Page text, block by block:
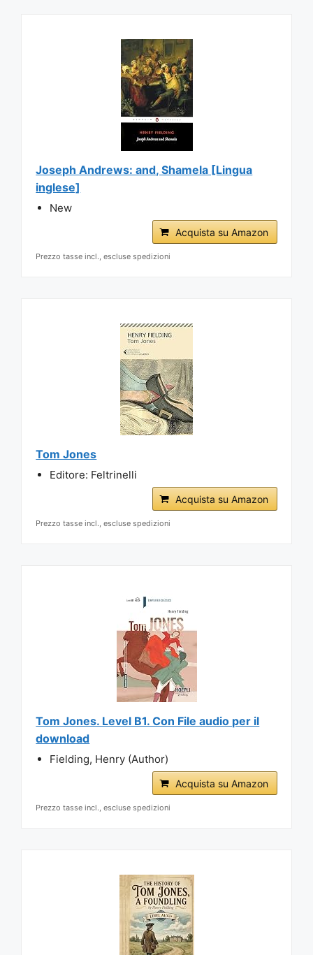
Joseph Andrews: and, Shamela [Lingua
inglese]
New
Acquista su Amazon
Prezzo tasse incl., escluse spedizioni
Tom Jones
Editore: Feltrinelli
Acquista su Amazon
Prezzo tasse incl., escluse spedizioni
Tom Jones. Level B1. Con File audio per il
download
Fielding, Henry (Author)
Acquista su Amazon
Prezzo tasse incl., escluse spedizioni